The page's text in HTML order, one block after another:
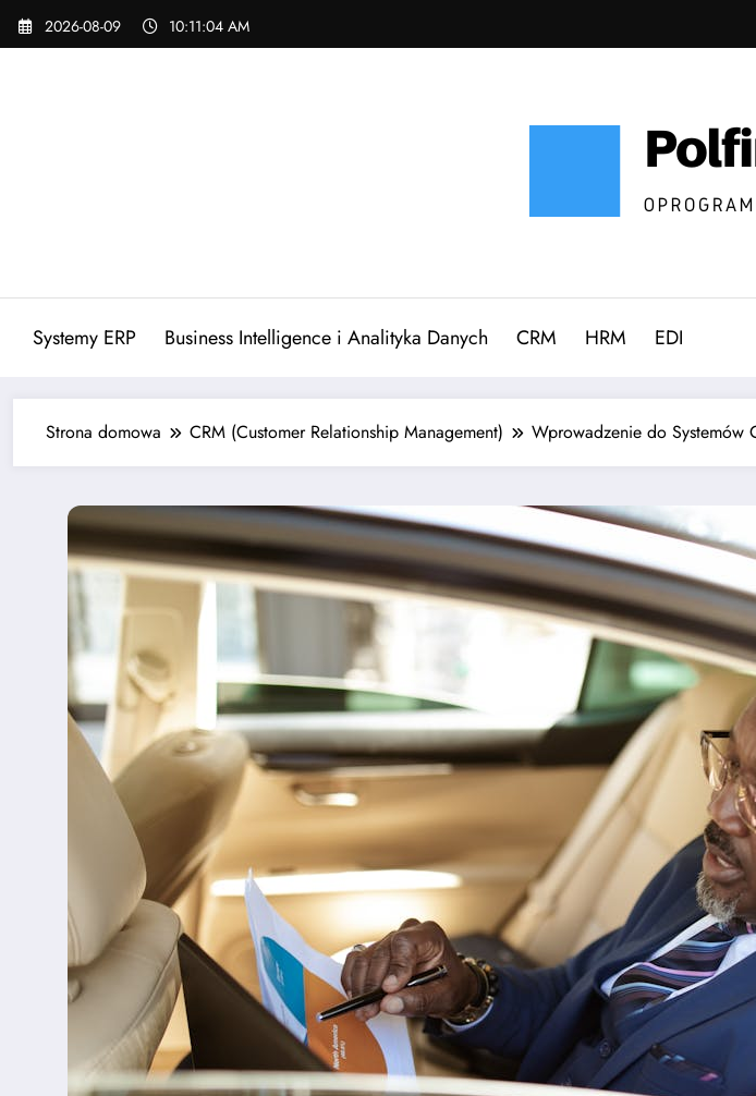
Skip
2026-08-09 10:11:05 AM
Systemy ERP Business Intelligence i Analityka Danych CRM HRM EDI
Strona domowa CRM (Customer Relationship Management) Wprowadzenie do Systemów